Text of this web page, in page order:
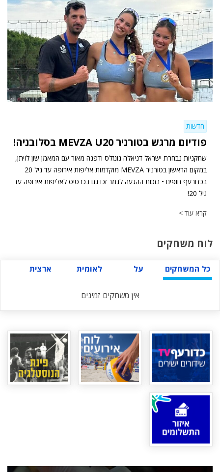
חדשות
פודיום מרגש בטורניר MEVZA U20 בסלובניה!
שחקניות נבחרת ישראל דניאלה גונזלס ודפנה מאור עם המאמן שון לויתן,
במקום הראשון בטורניר MEVZA מוקדמות אליפות אירופה עד גיל 20
בכדורעף חופים • בזכות ההגעה לגמר זכו גם בכרטיס לאליפות אירופה עד
גיל 20!
קרא עוד >
לוח משחקים
כל המשחקים על לאומית ארצית
אין משחקים זמינים